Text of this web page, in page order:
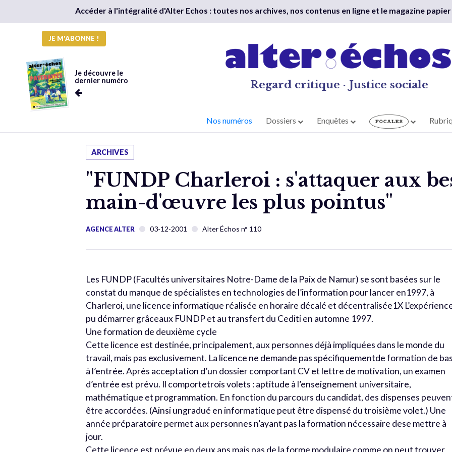
Accéder à l'intégralité d'Alter Echos : toutes nos archives, nos contenus en ligne et le magazine papier
JE M'ABONNE !
Je découvre le
dernier numéro
Regard critique · Justice sociale
Nos numéros Dossiers Enquêtes
ARCHIVES
"FUNDP Charleroi : s'attaquer aux
main-d'œuvre les plus pointus"
AGENCE ALTER 03-12-2001 Alter Échos n° 110
Les FUNDP (Facultés universitaires Notre-Dame de la Paix de Namur) se sont basées sur le
constat du manque de spécialistes en technologies de l’information pour lancer en1997, à
Charleroi, une licence informatique réalisée en horaire décalé et décentralisée1X
pu démarrer grâceaux FUNDP et au transfert du Cediti en automne 1997.
Une formation de deuxième cycle
Cette licence est destinée, principalement, aux personnes déjà impliquées dans le monde du
travail, mais pas exclusivement. La licence ne demande pas spécifiquementde formation de
à l’entrée. Après acceptation d’un dossier comportant CV et lettre de motivation, un examen
d’entrée est prévu. Il comportetrois volets : aptitude à l’enseignement universitaire,
mathématique et programmation. En fonction du parcours du candidat, des dispenses
être accordées. (Ainsi ungradué en informatique peut être dispensé du troisième volet.) Une
année préparatoire permet aux personnes n’ayant pas la formation nécessaire dese mettre à
jour.
Cette licence est prévue en deux ans mais pas de la forme modulaire comme on peut trouver